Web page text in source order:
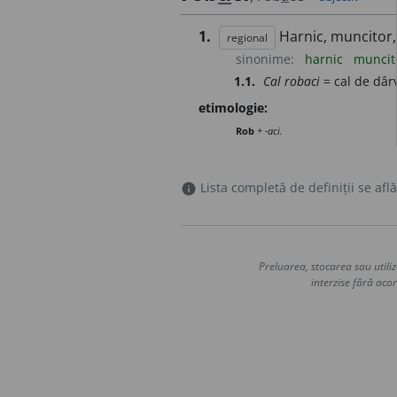
1. regional Harnic, muncitor,
sinonime: harnic
1.1. Cal robaci = cal de
etimologie:
Rob + -aci.
info Lista completă de definiții se
Preluarea, stocarea sau
interzise fără